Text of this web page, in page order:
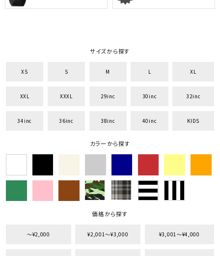
サイズから探す
XS S M L XL
XXL XXXL 29inc 30inc 32inc
34inc 36inc 38inc 40inc KIDS
カラーから探す
価格から探す
〜¥2,000 ¥2,001〜¥3,000 ¥3,001〜¥4,000